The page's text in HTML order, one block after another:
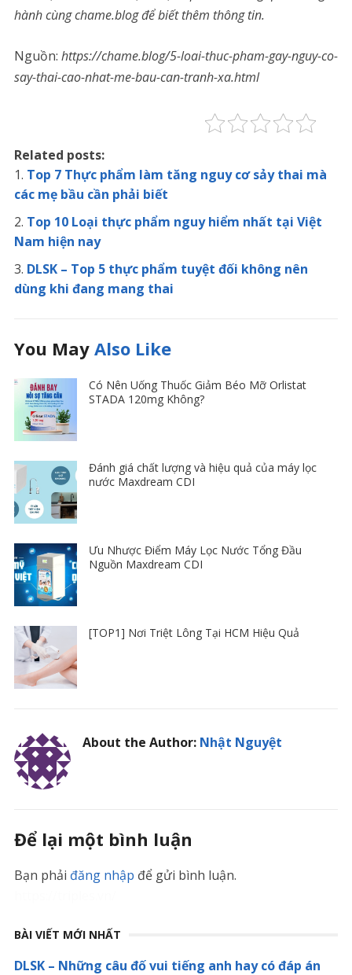
hành cùng chame.blog để biết thêm thông tin.
Nguồn: https://chame.blog/5-loai-thuc-pham-gay-nguy-co-
say-thai-cao-nhat-me-bau-can-tranh-xa.html
Related posts:
Top 7 Thực phẩm làm tăng nguy cơ sảy thai mà
các mẹ bầu cần phải biết
Top 10 Loại thực phẩm nguy hiểm nhất tại Việt
Nam hiện nay
DLSK – Top 5 thực phẩm tuyệt đối không nên
dùng khi đang mang thai
You May Also Like
Có Nên Uống Thuốc Giảm Béo Mỡ Orlistat
STADA 120mg Không?
Đánh giá chất lượng và hiệu quả của máy lọc
nước Maxdream CDI
Ưu Nhược Điểm Máy Lọc Nước Tổng Đầu
Nguồn Maxdream CDI
[TOP1] Nơi Triệt Lông Tại HCM Hiệu Quả
About the Author: Nhật Nguyệt
Để lại một bình luận
Bạn phải đăng nhập để gửi bình luận.
BÀI VIẾT MỚI NHẤT
DLSK – Những câu đố vui tiếng anh hay có đáp án